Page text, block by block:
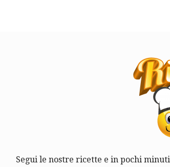
Segui le nostre ricette e in pochi